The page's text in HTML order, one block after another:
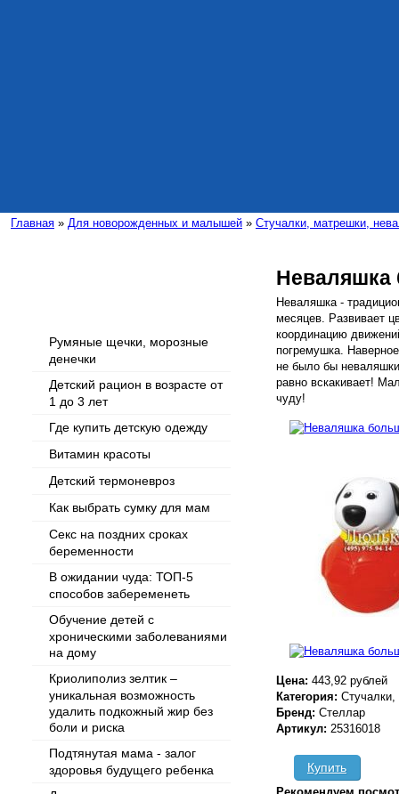
Главная » Для новорожденных и малышей » Стучалки, матрешки,
Румяные щечки, морозные
денечки
Детский рацион в возрасте от
1 до 3 лет
Где купить детскую одежду
Витамин красоты
Детский термоневроз
Как выбрать сумку для мам
Секс на поздних сроках
беременности
В ожидании чуда: ТОП-5
способов забеременеть
Обучение детей с
хроническими заболеваниями
на дому
Криолиполиз зелтик –
уникальная возможность
удалить подкожный жир без
боли и риска
Подтянутая мама - залог
здоровья будущего ребенка
Неваляшка
Неваляшка -
месяцев. Развивает
координацию
погремушка.
не было бы
равно вскакивает!
чуду!
Цена: 443,92 рублей
Категория:
Бренд: Стеллар
Артикул: 25316018
Купить